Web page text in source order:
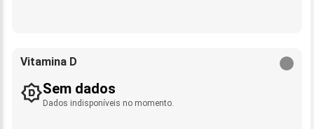
Vitamina D
Sem dados
Dados indisponíveis no momento.